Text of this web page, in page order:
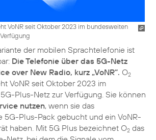
VoNR seit Oktober 2023 im bundesweiten
der mobilen Sprachtelefonie ist
Die Telefonie über das 5G-Netz
over New Radio, kurz „VoNR“. O2
VoNR seit Oktober 2023 im
Plus-Netz zur Verfügung. Sie können
nutzen, wenn sie das
5G-Plus-Pack gebucht und ein VoNR-
haben. Mit 5G Plus bezeichnet O2 das